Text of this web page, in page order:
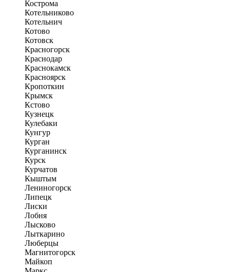
Кострома
Котельниково
Котельнич
Котово
Котовск
Красногорск
Краснодар
Краснокамск
Красноярск
Кропоткин
Крымск
Кстово
Кузнецк
Кулебаки
Кунгур
Курган
Курганинск
Курск
Курчатов
Кыштым
Лениногорск
Липецк
Лиски
Лобня
Лысково
Лыткарино
Люберцы
Магнитогорск
Майкоп